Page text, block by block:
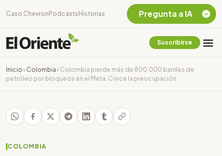
Caso Chevron Podcasts Historias
Suscribirse
Inicio › Colombia › Colombia pierde más de 800.000 barriles de
petróleo por bloqueos en el Meta. Crece la preocupación
COLOMBIA
Pregunta a IA
Chevron Ecuador